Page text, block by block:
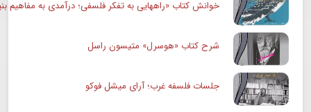
خوانش کتاب «راههایی به تفکر فلسفی؛ درآمدی به مفاهیم
شرح کتاب «هوسرل» متیسون راسل
جلسات فلسفه غرب؛ آرای میشل فوکو